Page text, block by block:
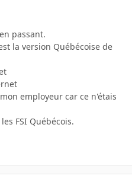
passant.
la version Québécoise de
employeur car ce n'étais
FSI Québécois.